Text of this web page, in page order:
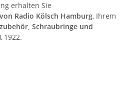
erhalten Sie
Radio Kölsch Hamburg, Ihrem
Schraubringe und
1922.